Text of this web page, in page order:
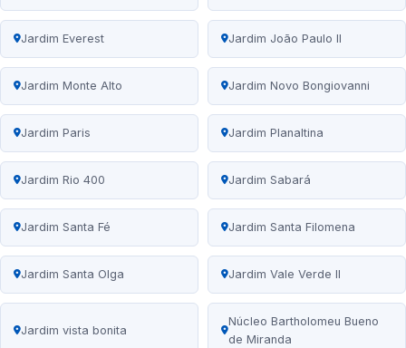
Jardim Everest Jardim João Paulo II
Jardim Monte Alto Jardim Novo Bongiovanni
Jardim Paris Jardim Planaltina
Jardim Rio 400 Jardim Sabará
Jardim Santa Fé Jardim Santa Filomena
Jardim Santa Olga Jardim Vale Verde II
Jardim vista bonita
Núcleo Bartholomeu Bueno
de Miranda